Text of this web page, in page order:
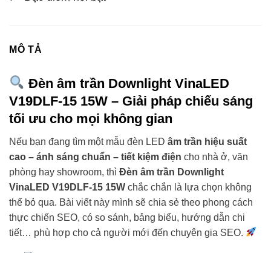
MÔ TẢ
Đèn âm trần Downlight VinaLED
V19DLF-15 15W – Giải pháp chiếu sáng
tối ưu cho mọi không gian
Nếu bạn đang tìm một mẫu đèn LED âm trần hiệu suất
cao – ánh sáng chuẩn – tiết kiệm điện cho nhà ở, văn
phòng hay showroom, thì Đèn âm trần Downlight
VinaLED V19DLF-15 15W chắc chắn là lựa chọn không
thể bỏ qua. Bài viết này mình sẽ chia sẻ theo phong cách
thực chiến SEO, có so sánh, bảng biểu, hướng dẫn chi
tiết… phù hợp cho cả người mới đến chuyên gia SEO.